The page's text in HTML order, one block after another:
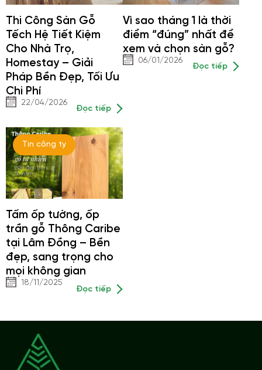
Thi Công Sàn Gỗ
Tếch Hệ Tiết Kiệm
Cho Nhà Trọ,
Homestay – Giải
Pháp Bền Đẹp, Tối Ưu
Chi Phí
22/04/2026
Đọc tiếp
Vì sao tháng 1 là thời
điểm “đúng” nhất để
xem và chọn sàn gỗ?
06/01/2026
Đọc tiếp
Tin công ty
Tấm ốp tường, ốp
trần gỗ Thông Caribe
tại Lâm Đồng – Bền
đẹp, sang trọng cho
mọi không gian
18/11/2025
Đọc tiếp